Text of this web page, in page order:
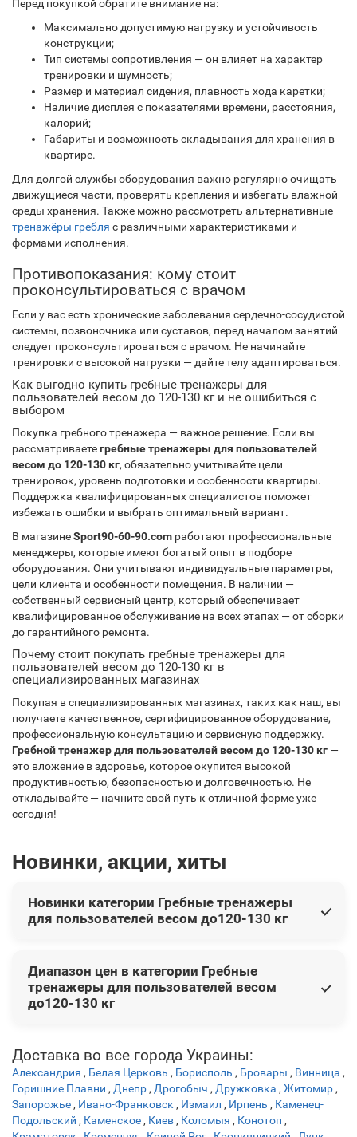
Перед покупкой обратите внимание на:
Максимально допустимую нагрузку и устойчивость
конструкции;
Тип системы сопротивления — он влияет на характер
тренировки и шумность;
Размер и материал сидения, плавность хода каретки;
Наличие дисплея с показателями времени, расстояния,
калорий;
Габариты и возможность складывания для хранения в
квартире.
Для долгой службы оборудования важно регулярно очищать
движущиеся части, проверять крепления и избегать влажной
среды хранения. Также можно рассмотреть альтернативные
тренажёры гребля с различными характеристиками и
формами исполнения.
Противопоказания: кому стоит
проконсультироваться с врачом
Если у вас есть хронические заболевания сердечно-сосудистой
системы, позвоночника или суставов, перед началом занятий
следует проконсультироваться с врачом. Не начинайте
тренировки с высокой нагрузки — дайте телу адаптироваться.
Как выгодно купить гребные тренажеры для
пользователей весом до 120-130 кг и не ошибиться с
выбором
Покупка гребного тренажера — важное решение. Если вы
рассматриваетегребные тренажеры для пользователей
весом до 120-130 кг, обязательно учитывайте цели
тренировок, уровень подготовки и особенности квартиры.
Поддержка квалифицированных специалистов поможет
избежать ошибки и выбрать оптимальный вариант.
В магазинеSport90-60-90.com работают профессиональные
менеджеры, которые имеют богатый опыт в подборе
оборудования. Они учитывают индивидуальные параметры,
цели клиента и особенности помещения. В наличии —
собственный сервисный центр, который обеспечивает
квалифицированное обслуживание на всех этапах — от сборки
до гарантийного ремонта.
Почему стоит покупать гребные тренажеры для
пользователей весом до 120-130 кг в
специализированных магазинах
Покупая в специализированных магазинах, таких как наш, вы
получаете качественное, сертифицированное оборудование,
профессиональную консультацию и сервисную поддержку.
Гребной тренажер для пользователей весом до 120-130 кг —
это вложение в здоровье, которое окупится высокой
продуктивностью, безопасностью и долговечностью. Не
откладывайте — начните свой путь к отличной форме уже
сегодня!
Новинки, акции, хиты
Новинки категории Гребные тренажеры
для пользователей весом до120-130 кг
Гребной тренажер Toorx Rower Rower Sea 70
Гребной тренажер Toorx Rower Rower Sea 90 41 499 грн
Гребной тренажер Hop-Sport HS-200WR Aquen
126 000 грн
Диапазон цен в категории Гребные
тренажеры для пользователей весом
до120-130 кг
грн.
Доставка во все города Украины:
Александрия , Белая Церковь , Борисполь , Бровары , Винница ,
Горишние Плавни , Днепр , Дрогобыч , Дружковка , Житомир ,
Запорожье , Ивано-Франковск , Измаил , Ирпень , Каменец-
Подольский , Каменское , Киев , Коломыя , Конотоп ,